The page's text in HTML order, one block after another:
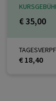
€ 35,00
€ 18,40